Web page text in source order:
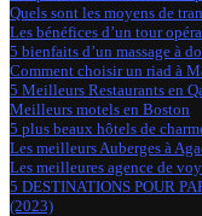
Quels sont les moyens de
Les bénéfices d’un tour
5 bienfaits d’un massage à
Comment choisir un riad à
5 Meilleurs Restaurants en
Meilleurs motels en Boston
5 plus beaux hôtels de
Les meilleurs Auberges à
Les meilleures agence de
5 DESTINATIONS POUR
(2023)